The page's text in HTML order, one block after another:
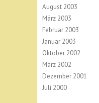
August 2003
März 2003
Februar 2003
Januar 2003
Oktober 2002
März 2002
Dezember 2001
Juli 2000